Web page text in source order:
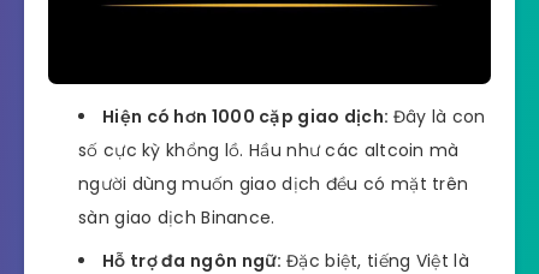
Hiện có hơn 1000 cặp giao dịch: Đây là con
số cực kỳ khổng lồ. Hầu như các altcoin mà
người dùng muốn giao dịch đều có mặt trên
sàn giao dịch Binance.
Hỗ trợ đa ngôn ngữ: Đặc biệt, tiếng Việt là